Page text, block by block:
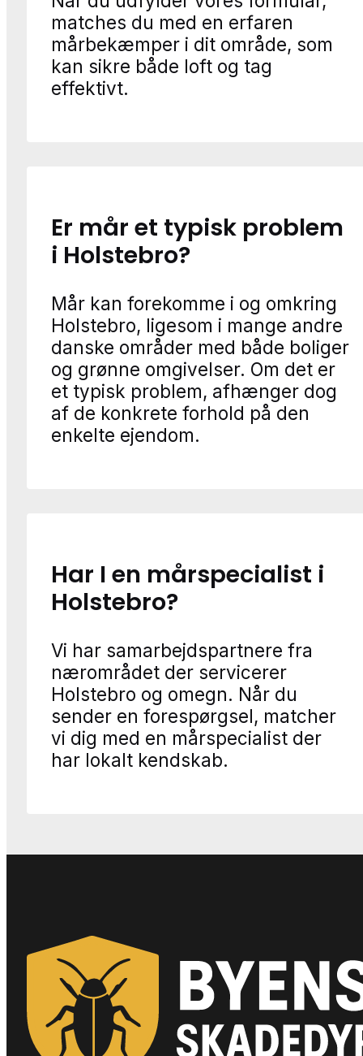
matches du med en erfaren
mårbekæmper i dit område, som
kan sikre både loft og tag
effektivt.
Er mår et typisk problem
i Holstebro?
Mår kan forekomme i og omkring
Holstebro, ligesom i mange andre
danske områder med både boliger
og grønne omgivelser. Om det er
et typisk problem, afhænger dog
af de konkrete forhold på den
enkelte ejendom.
Har I en mårspecialist i
Holstebro?
Vi har samarbejdspartnere fra
nærområdet der servicerer
Holstebro og omegn. Når du
sender en forespørgsel, matcher
vi dig med en mårspecialist der
har lokalt kendskab.